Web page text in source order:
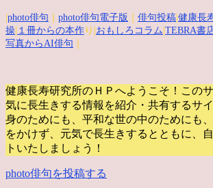
photo俳句 photo俳句電子版 俳句投稿 健康長
操 １冊からの本作 り| おもしろコラム TEBRA書
写真からAI俳句
健康長寿研究所のＨＰへようこそ！この
気に長生きする情報を紹介・共有するサイ
身のためにも、平和な世の中のためにも
をかけず、元気で長生きするとともに、
トいたしましょう！
photo俳句を投稿する